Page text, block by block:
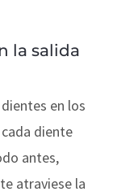
la salida
en los
diente
antes,
atraviese la